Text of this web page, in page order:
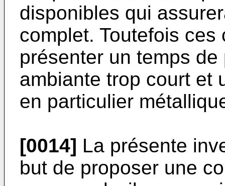
disponibles qui
complet. Toutefois
présenter un temps
ambiante trop court et
en particulier
[0014] La présente
but de proposer une